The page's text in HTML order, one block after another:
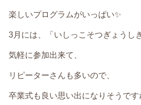
楽しいプログラムがいっぱい✨
3月には、「いしっこそつぎょうし
気軽に参加出来て、
リピーターさんも多いので、
卒業式も良い思い出になりそうです